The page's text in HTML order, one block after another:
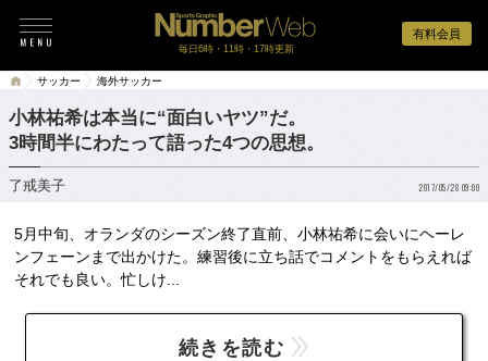
有料会員
毎日6時・11時・17時更新
サッカー 海外サッカー
小林祐希は本当に“面白いヤツ”だ。
3時間半にわたって語った4つの思想。
了戒美子 2017/05/28 09:00
5月中旬、オランダのシーズン終了直前、小林祐希に会いにヘーレ
ンフェーンまで出かけた。練習後に立ち話でコメントをもらえれば
それでも良い。忙しけ...
続きを読む